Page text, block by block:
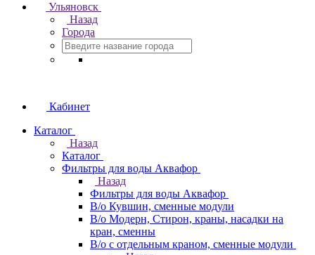
Ульяновск
Назад
Города
Кабинет
Каталог
Назад
Каталог
Фильтры для воды Аквафор
Назад
Фильтры для воды Аквафор
В/о Кувшин, сменные модули
В/о Модерн, Стирон, краны, насадки на
кран, сменны
В/о с отдельным краном, сменные модули